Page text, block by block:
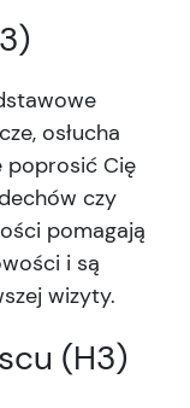
osłucha
poprosić Cię
czy
pomagają
i są
wizyty.
(H3)